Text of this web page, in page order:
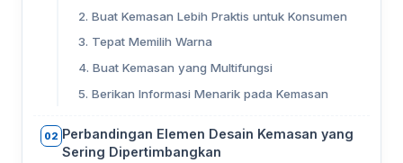
2. Buat Kemasan Lebih Praktis untuk Konsumen
3. Tepat Memilih Warna
4. Buat Kemasan yang Multifungsi
5. Berikan Informasi Menarik pada Kemasan
02 Perbandingan Elemen Desain Kemasan yang
Sering Dipertimbangkan